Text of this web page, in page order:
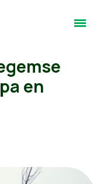
en